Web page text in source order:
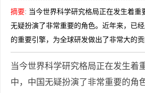
摘要: 当今世界科学研究格局正在发生着重
无疑扮演了非常重要的角色。近年来，已
的重要引擎，为全球研发做出了非常大的
当今世界科学研究格局正在发生着
中，中国无疑扮演了非常重要的角